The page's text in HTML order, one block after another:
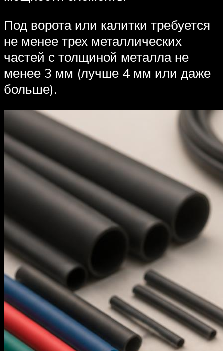
Под ворота или калитки требуется
не менее трех металлических
частей с толщиной металла не
менее 3 мм (лучше 4 мм или даже
больше).